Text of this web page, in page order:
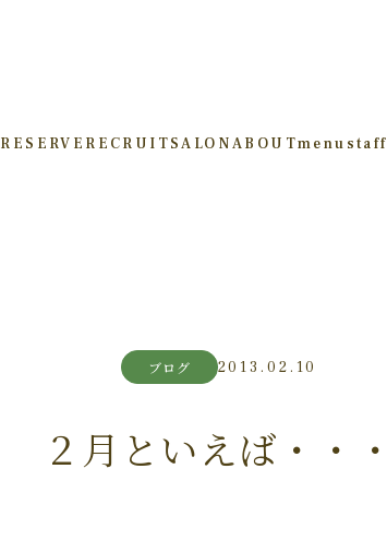
RESERVE RECRUITSALONABOUTmenu staff
ブログ 2013.02.10
２月といえば・・・